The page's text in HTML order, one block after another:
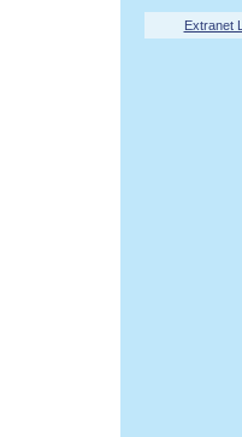
Extranet